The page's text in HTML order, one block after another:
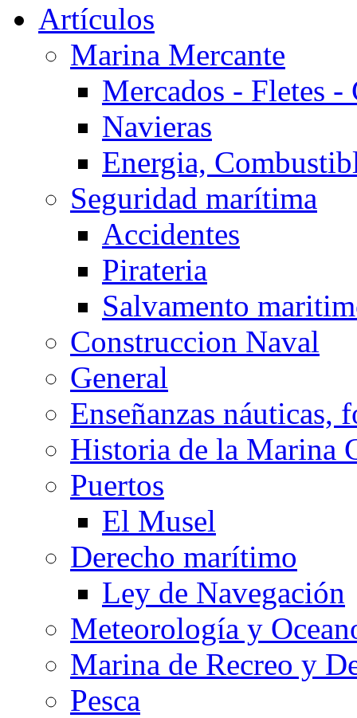
Artículos
Marina Mercante
Mercados - Fletes -
Navieras
Energia,
Seguridad marítima
Accidentes
Pirateria
Salvamento
Construccion Naval
General
Enseñanzas náuticas,
Historia de la Marina
Puertos
El Musel
Derecho marítimo
Ley de Navegación
Meteorología y
Marina de Recreo y
Pesca